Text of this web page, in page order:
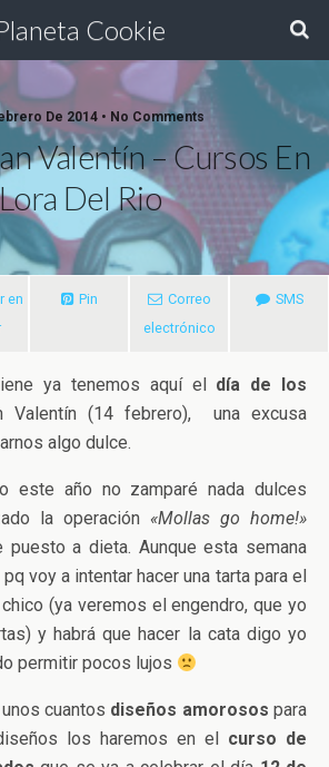
Cookie
De 2014 • No Comments
Valentín – Cursos En
Del Rio
en
Pin
Correo
electrónico
SMS
ya tenemos aquí el día de los
Valentín (14 febrero), una excusa
algo dulce.
este año no zamparé nada dulces
la operación «Mollas go home!»
puesto a dieta. Aunque esta semana
voy a intentar hacer una tarta para el
(ya veremos el engendro, que yo
y habrá que hacer la cata digo yo
permitir pocos lujos
cuantos diseños amorosos para
los haremos en el curso de